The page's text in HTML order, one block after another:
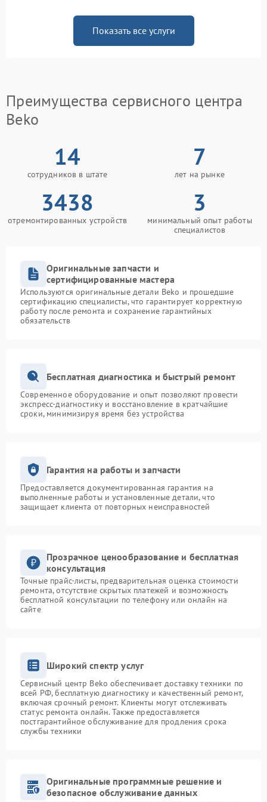
Показать все услуги
Преимущества сервисного центра
Beko
14
сотрудников в штате
7
лет на рынке
3438
отремонтированных устройств
3
минимальный опыт работы
специалистов
Оригинальные запчасти и
сертифицированные мастера
Используются оригинальные детали Beko и прошедшие
сертификацию специалисты, что гарантирует корректную
работу после ремонта и сохранение гарантийных
обязательств
Бесплатная диагностика и быстрый ремонт
Современное оборудование и опыт позволяют провести
экспресс-диагностику и восстановление в кратчайшие
сроки, минимизируя время без устройства
Гарантия на работы и запчасти
Предоставляется документированная гарантия на
выполненные работы и установленные детали, что
защищает клиента от повторных неисправностей
Прозрачное ценообразование и бесплатная
консультация
Точные прайс-листы, предварительная оценка стоимости
ремонта, отсутствие скрытых платежей и возможность
бесплатной консультации по телефону или онлайн на
сайте
Широкий спектр услуг
Сервисный центр Beko обеспечивает доставку техники по
всей РФ, бесплатную диагностику и качественный ремонт,
включая срочный ремонт. Клиенты могут отслеживать
статус ремонта онлайн. Также предоставляется
постгарантийное обслуживание для продления срока
службы техники
Оригинальные программные решение и
безопасное обслуживание данных